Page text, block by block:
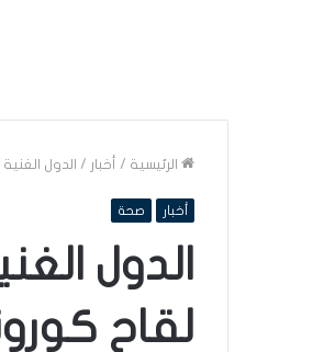
الرئيسية / أخبار / الدول الغنية تستحوذ
أخبار صحة
لقاح